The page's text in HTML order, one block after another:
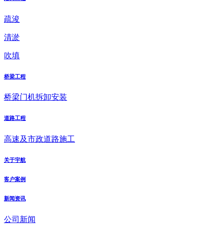
疏浚
清淤
吹填
桥梁工程
桥梁门机拆卸安装
道路工程
高速及市政道路施工
关于宇航
客户案例
新闻资讯
公司新闻